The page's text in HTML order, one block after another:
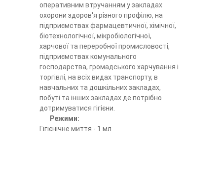
оперативним втручанням у закладах
охорони здоров'я різного профілю, на
підприємствах фармацевтичної, хімічної,
біотехнологічної, мікробіологічної,
харчової та переробної промисловості,
підприємствах комунального
господарства, громадського харчування і
торгівлі, на всіх видах транспорту, в
навчальних та дошкільних закладах,
побуті та інших закладах де потрібно
дотримуватися гігієни.
Режими:
Гігієнічне миття - 1 мл